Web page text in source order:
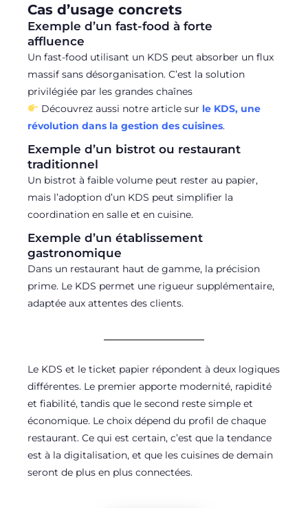
Cas d’usage concrets
Exemple d’un fast-food à forte
affluence
Un fast-food utilisant un KDS peut absorber un flux
massif sans désorganisation. C’est la solution
privilégiée par les grandes chaînes
Découvrez aussi notre article sur le KDS, une
révolution dans la gestion des cuisines.
Exemple d’un bistrot ou restaurant
traditionnel
Un bistrot à faible volume peut rester au papier,
mais l’adoption d’un KDS peut simplifier la
coordination en salle et en cuisine.
Exemple d’un établissement
gastronomique
Dans un restaurant haut de gamme, la précision
prime. Le KDS permet une rigueur supplémentaire,
adaptée aux attentes des clients.
Le KDS et le ticket papier répondent à deux logiques
différentes. Le premier apporte modernité, rapidité
et fiabilité, tandis que le second reste simple et
économique. Le choix dépend du profil de chaque
restaurant. Ce qui est certain, c’est que la tendance
est à la digitalisation, et que les cuisines de demain
seront de plus en plus connectées.